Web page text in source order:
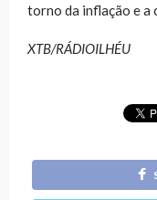
torno da inflação e a
XTB/RÁDIOILHÉU